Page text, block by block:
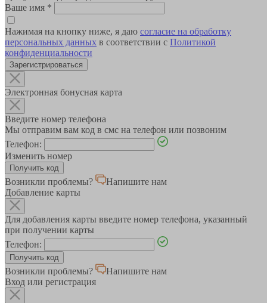
Ваше имя *
Нажимая на кнопку ниже, я даю согласие на обработку
персональных данных в соответствии с Политикой
конфиденциальности
Зарегистрироваться
Электронная бонусная карта
Введите номер телефона
Мы отправим вам код в смс на телефон или позвоним
Телефон:
Изменить номер
Возникли проблемы?
Напишите нам
Добавление карты
Для добавления карты введите номер телефона, указанный
при получении карты
Телефон:
Возникли проблемы?
Напишите нам
Вход или регистрация